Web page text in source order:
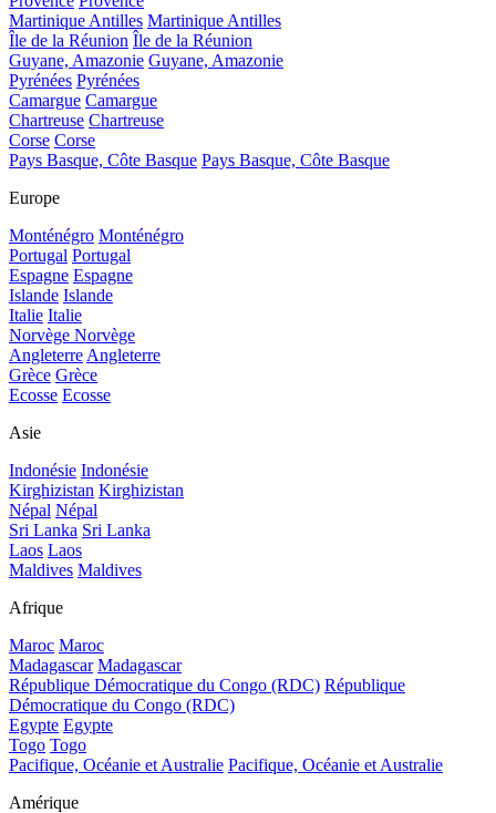
Martinique Antilles Martinique Antilles
Île de la Réunion Île de la Réunion
Guyane, Amazonie Guyane, Amazonie
Pyrénées Pyrénées
Camargue Camargue
Chartreuse Chartreuse
Corse Corse
Pays Basque, Côte Basque Pays Basque, Côte Basque
Europe
Monténégro Monténégro
Portugal Portugal
Espagne Espagne
Islande Islande
Italie Italie
Norvège Norvège
Angleterre Angleterre
Grèce Grèce
Ecosse Ecosse
Asie
Indonésie Indonésie
Kirghizistan Kirghizistan
Népal Népal
Sri Lanka Sri Lanka
Laos Laos
Maldives Maldives
Afrique
Maroc Maroc
Madagascar Madagascar
République Démocratique du Congo (RDC) République
Démocratique du Congo (RDC)
Egypte Egypte
Togo Togo
Pacifique, Océanie et Australie Pacifique, Océanie et Australie
Amérique